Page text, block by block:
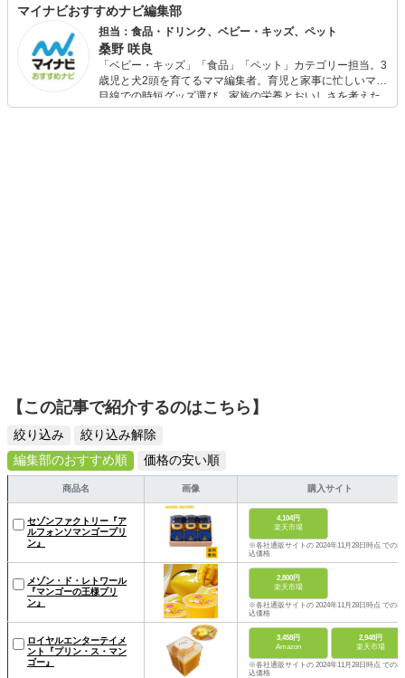
また、各種メディアにて食にまつわる美容・健康情報や今
日から取り入れられる簡単ダイエット・体質改善メソッド
を発信している。 フードアナリスト協会主催・食の親善大
使「第4回食のなでしこ」グランプリ受賞。
マイナビおすすめナビ編集部
担当：食品・ドリンク、ベビー・キッズ、ペット
桑野 咲良
「ベビー・キッズ」「食品」「ペット」カテゴリー担当。3
歳児と犬2頭を育てるママ編集者。育児と家事に忙しいママ
目線での時短グッズ選び、家族の栄養とおいしさを考えた
食品選び、束の間のリラックスタイムを楽しむためのスイ
【この記事で紹介するのはこちら】
絞り込み
絞り込み解除
編集部のおすすめ順
価格の安い順
商品名 画像 購入サイト
セゾンファクトリー『ア
ルフォンソマンゴープリ
ン』
4,104円
楽天市場
※各社通販サイトの 2024年11月28日時点 での税
込価格
メゾン・ド・レトワール
『マンゴーの王様プリ
ン』
2,800円
楽天市場
※各社通販サイトの 2024年11月28日時点 での税
込価格
ロイヤルエンターテイメ
ント『プリン・ス・マン
ゴー』
3,458円
Amazon
2,948円
楽天市場
※各社通販サイトの 2024年11月28日時点 での税
込価格